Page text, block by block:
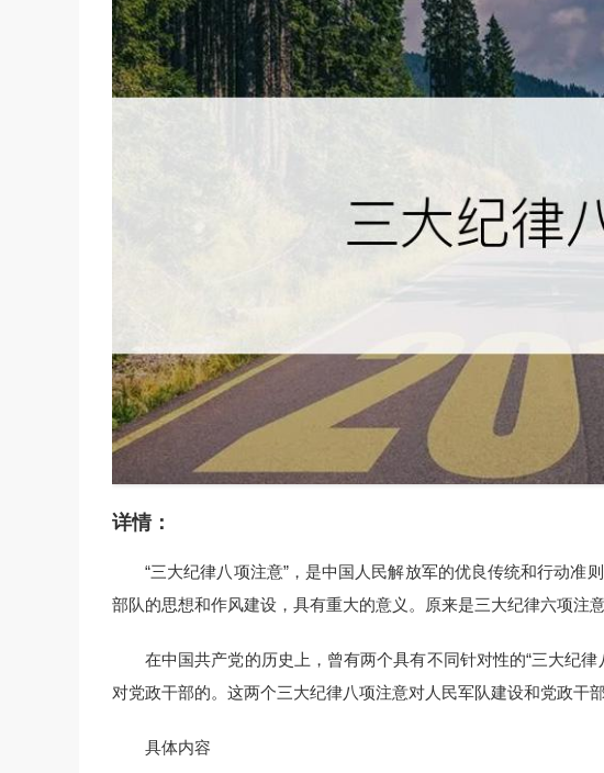
详情：
“三大纪律八项注意”，是中国人民解放军的优良传统和行动准
部队的思想和作风建设，具有重大的意义。原来是三大纪律六项注
在中国共产党的历史上，曾有两个具有不同针对性的“三大纪
对党政干部的。这两个三大纪律八项注意对人民军队建设和党政干
具体内容